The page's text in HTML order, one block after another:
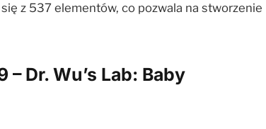
się z 537 elementów, co pozwala na stworzenie
Dr. Wu’s Lab: Baby